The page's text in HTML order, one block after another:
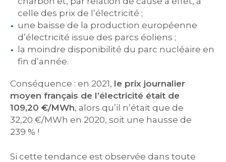
celle des prix de l’électricité ;
une baisse de la production européenne
d’électricité issue des parcs éoliens ;
la moindre disponibilité du parc nucléaire en
fin d’année.
Conséquence : en 2021, le prix journalier
moyen français de l’électricité était de
109,20 €/MWh, alors qu’il n’était que de
32,20 €/MWh en 2020, soit une hausse de
239 % !
Si cette tendance est observée dans toute